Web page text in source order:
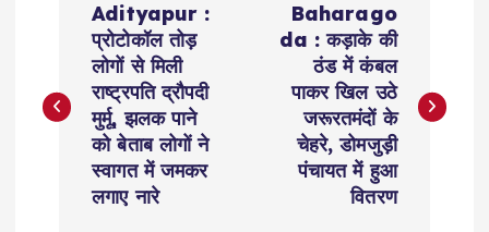
s
Adityapur :
प्रोटोकॉल तोड़
लोगों से मिली
राष्ट्रपति द्रौपदी
मुर्मू, झलक पाने
को बेताब लोगों ने
स्वागत में जमकर
लगाए नारे
Baharago
da : कड़ाके की
ठंड में कंबल
पाकर खिल उठे
जरूरतमंदों के
चेहरे, डोमजुड़ी
पंचायत में हुआ
वितरण